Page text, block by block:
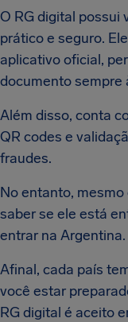
O RG digital possui
prático e seguro.
aplicativo oficial,
documento sempre
Além disso, conta
QR codes e
fraudes.
No entanto,
saber se ele está
entrar na Argentina.
Afinal, cada país
você estar
RG digital é aceito